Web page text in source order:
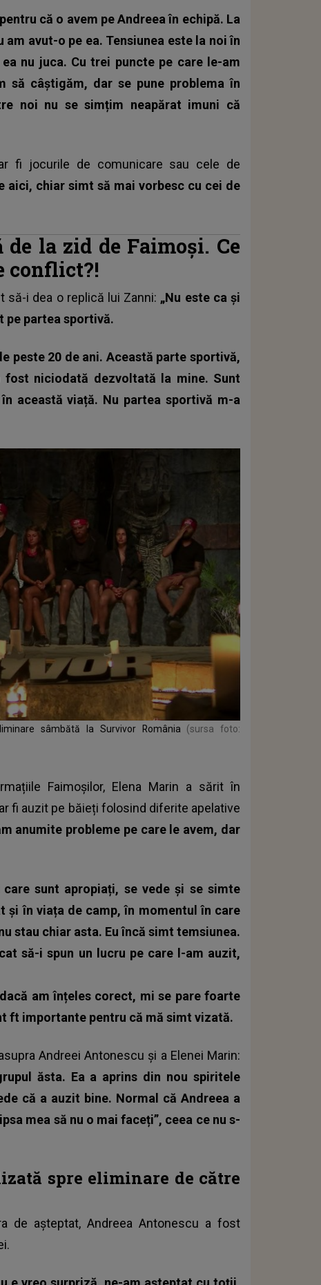
că o avem pe Andreea în echipă. La
avut-o pe ea. Tensiunea este la noi în
nu juca. Cu trei puncte pe care le-am
să câștigăm, dar se pune problema în
noi nu se simțim neapărat imuni că
fi jocurile de comunicare sau cele de
aici, chiar simt să mai vorbesc cu cei de
la zid de Faimoși. Ce
conflict?!
să-i dea o replică lui Zanni: „Nu este ca și
pe partea sportivă.
peste 20 de ani. Această parte sportivă,
niciodată dezvoltată la mine. Sunt
această viață. Nu partea sportivă m-a
sâmbătă la Survivor România
(sursa foto:
Faimoșilor, Elena Marin a sărit în
fi auzit pe băieți folosind diferite apelative
anumite probleme pe care le avem, dar
sunt apropiați, se vede și se simte
și în viața de camp, în momentul în care
stau chiar asta. Eu încă simt temsiunea.
să-i spun un lucru pe care l-am auzit,
am înțeles corect, mi se pare foarte
ft importante pentru că mă simt vizată.
Andreei Antonescu și a Elenei Marin:
ăsta. Ea a aprins din nou spiritele
că a auzit bine. Normal că Andreea a
mea să nu o mai faceți”, ceea ce nu s-
spre eliminare de către
de așteptat, Andreea Antonescu a fost